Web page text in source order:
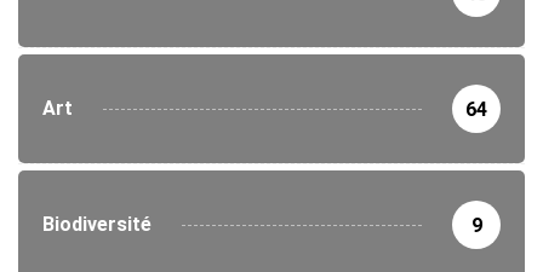
Art 64
Biodiversité 9